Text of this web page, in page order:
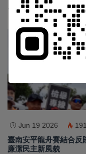
台中個人燒肉！自己做
Jun 19 2026 191
臺南安平龍舟賽結合
廉潔民主新風貌